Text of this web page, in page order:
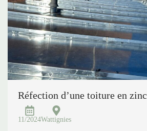
Réfection d’une toiture en zinc
11/2024Wattignies